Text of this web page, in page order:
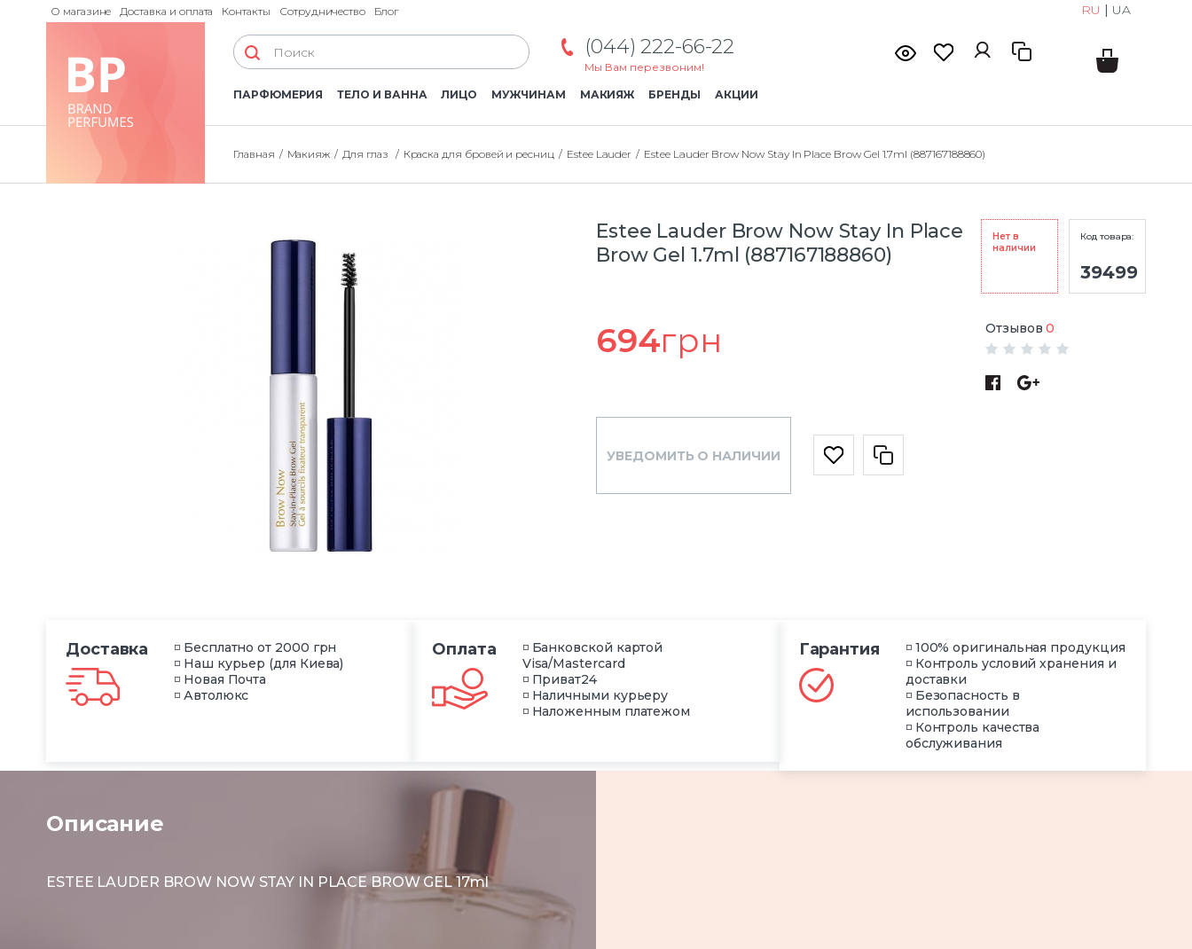
О магазине Доставка и оплата Контакты Сотрудничество Блог RU | UA
(044) 222-66-22
Мы Вам перезвоним!
ПАРФЮМЕРИЯ ТЕЛО И ВАННА ЛИЦО МУЖЧИНАМ МАКИЯЖ БРЕНДЫ АКЦИИ
Главная Макияж Для глаз Краска для бровей и ресниц Estee Lauder Estee Lauder Brow Now Stay In Place Brow Gel 1.7ml (887167188860)
Estee Lauder Brow Now Stay In Place
Brow Gel 1.7ml (887167188860)
Нет в
наличии
Код товара:
39499
694грн Отзывов 0
УВЕДОМИТЬ О НАЛИЧИИ
Доставка
◽ Бесплатно от 2000 грн
◽ Наш курьер (для Киева)
◽ Новая Почта
◽ Автолюкс
Оплата
◽ Банковской картой
Visa/Mastercard
◽ Приват24
◽ Наличными курьеру
◽ Наложенным платежом
Гарантия
◽ 100% оригинальная продукция
◽ Контроль условий хранения и
доставки
◽ Безопасность в
использовании
◽ Контроль качества
обслуживания
Описание
ESTEE LAUDER BROW NOW STAY IN PLACE BROW GEL 17ml